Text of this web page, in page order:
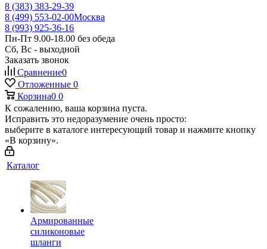
8 (383) 383-29-39
8 (499) 553-02-00Москва
8 (993) 925-36-16
Пн-Пт 9.00-18.00 без обеда
Сб, Вс - выходной
Заказать звонок
Сравнение0
Отложенные 0
Корзина0 0
К сожалению, ваша корзина пуста.
Исправить это недоразумение очень просто:
выберите в каталоге интересующий товар и нажмите кнопку
«В корзину».
Каталог
Армированные
силиконовые
шланги